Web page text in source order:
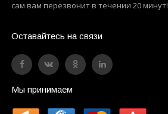
сам вам перезвонит в течении 20 минут!
Оставайтесь на связи
Мы принимаем